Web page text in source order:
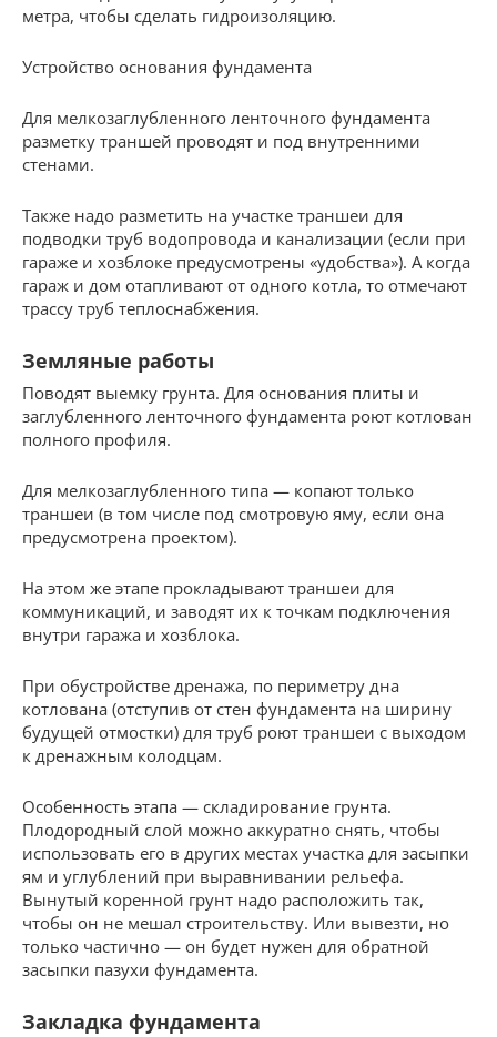
метра, чтобы сделать гидроизоляцию.
Устройство основания фундамента
Для мелкозаглубленного ленточного фундамента
разметку траншей проводят и под внутренними
стенами.
Также надо разметить на участке траншеи для
подводки труб водопровода и канализации (если при
гараже и хозблоке предусмотрены «удобства»). А когда
гараж и дом отапливают от одного котла, то отмечают
трассу труб теплоснабжения.
Земляные работы
Поводят выемку грунта. Для основания плиты и
заглубленного ленточного фундамента роют котлован
полного профиля.
Для мелкозаглубленного типа — копают только
траншеи (в том числе под смотровую яму, если она
предусмотрена проектом).
На этом же этапе прокладывают траншеи для
коммуникаций, и заводят их к точкам подключения
внутри гаража и хозблока.
При обустройстве дренажа, по периметру дна
котлована (отступив от стен фундамента на ширину
будущей отмостки) для труб роют траншеи с выходом
к дренажным колодцам.
Особенность этапа — складирование грунта.
Плодородный слой можно аккуратно снять, чтобы
использовать его в других местах участка для засыпки
ям и углублений при выравнивании рельефа.
Вынутый коренной грунт надо расположить так,
чтобы он не мешал строительству. Или вывезти, но
только частично — он будет нужен для обратной
засыпки пазухи фундамента.
Закладка фундамента